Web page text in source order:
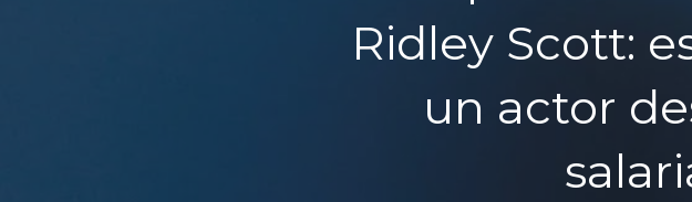
Ridley Scott:
un actor